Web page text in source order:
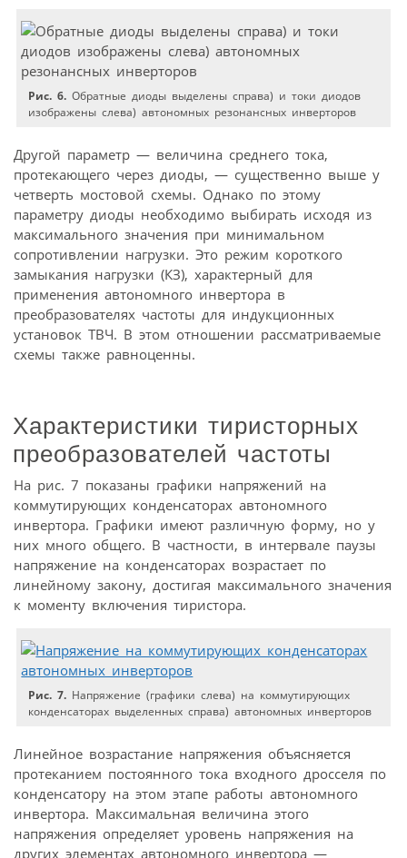
Рис. 6. Обратные диоды выделены справа) и токи диодов
изображены слева) автономных резонансных инверторов
Другой параметр — величина среднего тока,
протекающего через диоды, — существенно выше у
четверть мостовой схемы. Однако по этому
параметру диоды необходимо выбирать исходя из
максимального значения при минимальном
сопротивлении нагрузки. Это режим короткого
замыкания нагрузки (КЗ), характерный для
применения автономного инвертора в
преобразователях частоты для индукционных
установок ТВЧ. В этом отношении рассматриваемые
схемы также равноценны.
Характеристики тиристорных
преобразователей частоты
На рис. 7 показаны графики напряжений на
коммутирующих конденсаторах автономного
инвертора. Графики имеют различную форму, но у
них много общего. В частности, в интервале паузы
напряжение на конденсаторах возрастает по
линейному закону, достигая максимального значения
к моменту включения тиристора.
Рис. 7. Напряжение (графики слева) на коммутирующих
конденсаторах выделенных справа) автономных инверторов
Линейное возрастание напряжения объясняется
протеканием постоянного тока входного дросселя по
конденсатору на этом этапе работы автономного
инвертора. Максимальная величина этого
напряжения определяет уровень напряжения на
других элементах автономного инвертора —